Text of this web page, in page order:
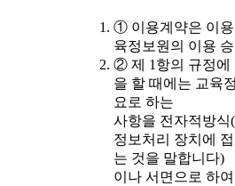
① 이용계약은 이용
육정보원의 이용
② 제 1항의 규정에
을 할 때에는 교육
요로 하는
사항을 전자적방식
정보처리 장치에
는 것을 말합니다)
이나 서면으로 하